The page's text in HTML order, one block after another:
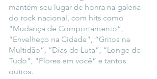
mantém seu lugar de honra na galeria
do rock nacional, com hits como
“Mudança de Comportamento”,
“Envelheço na Cidade”, “Gritos na
Multidão”, “Dias de Luta”, “Longe de
Tudo”, “Flores em você” e tantos
outros.